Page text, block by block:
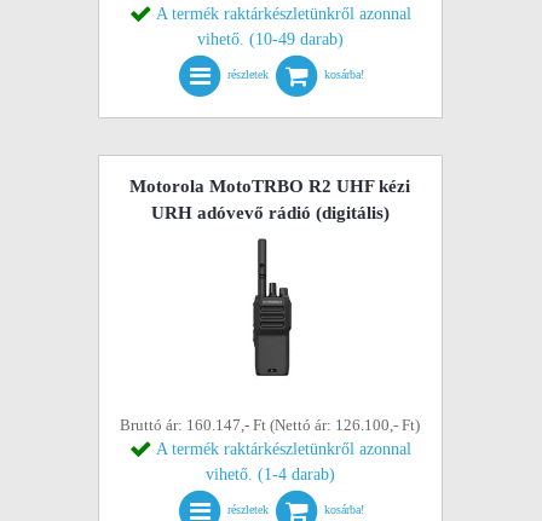
A termék raktárkészletünkről azonnal
vihető. (10-49 darab)
részletek kosárba!
Motorola MotoTRBO R2 UHF kézi
URH adóvevő rádió (digitális)
Bruttó ár: 160.147,- Ft (Nettó ár: 126.100,- Ft)
A termék raktárkészletünkről azonnal
vihető. (1-4 darab)
részletek kosárba!